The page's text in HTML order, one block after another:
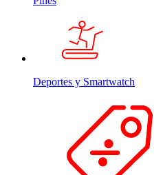
Deportes y Smartwatch